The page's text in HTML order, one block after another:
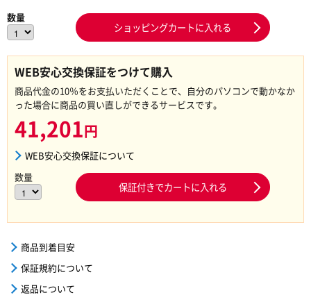
数量
ショッピングカートに入れる
WEB安心交換保証をつけて購入
商品代金の10％をお支払いただくことで、自分のパソコンで動かなか
った場合に商品の買い直しができるサービスです。
41,201円
WEB安心交換保証について
数量
保証付きでカートに入れる
商品到着目安
保証規約について
返品について